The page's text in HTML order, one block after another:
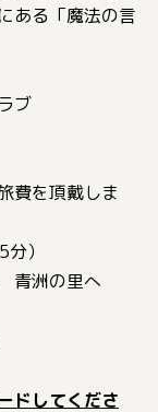
ある「魔法の言
ブ
費を頂戴しま
）
青洲の里へ
ドしてくださ